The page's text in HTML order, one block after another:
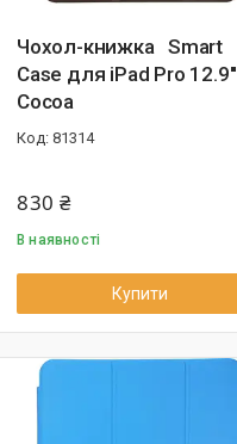
Чохол-книжка Smart
Case для iPad Pro 12.9''
Cocoa
81314
830 ₴
В наявності
Купити